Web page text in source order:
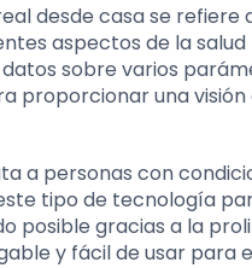
desde casa se refiere
aspectos de la
sobre varios
proporcionar una
a personas con
tipo de tecnología
posible gracias a la
y fácil de usar para